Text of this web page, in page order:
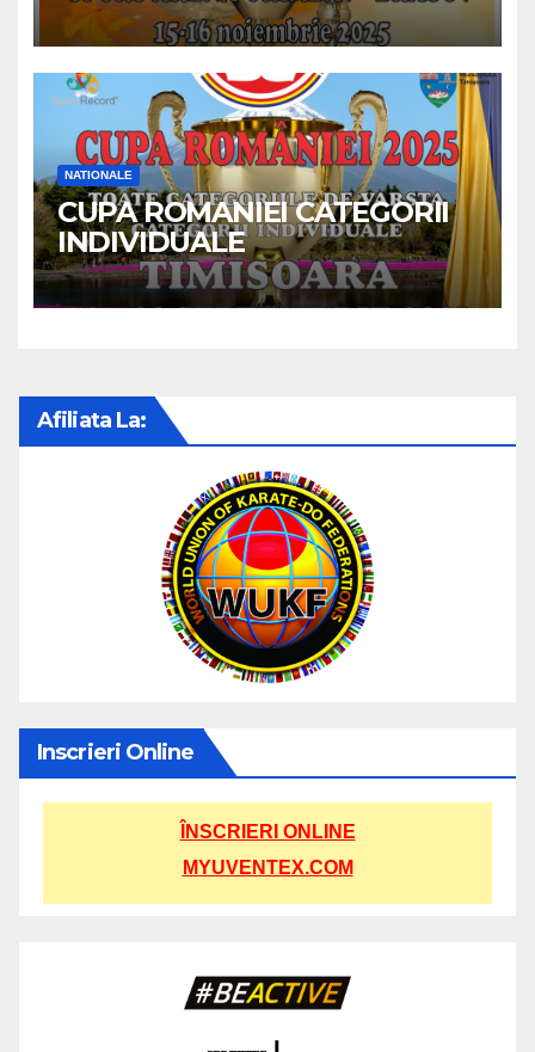
NATIONALE
CUPA ROMANIEI CATEGORII
INDIVIDUALE
Afiliata La:
Inscrieri Online
ÎNSCRIERI ONLINE
MYUVENTEX.COM